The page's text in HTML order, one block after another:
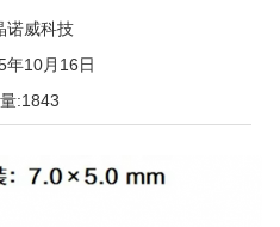
诺威科技
年10月16日
:1843